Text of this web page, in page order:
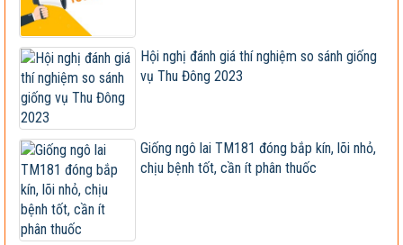
Xây dựng và hoàn thiện quy trình canh tác ngô sinh
khối tuần...
Hội nghị cán bộ, viên chức và người lao động 2023
Vietseed độc quyền hợp tác phát triển giống ngô lai
VS201
Giống ngô TM181: Lấy hạt rất tốt, lấy sinh khối
cũng hay!
Hội nghị đánh giá thí nghiệm so sánh giống
vụ Thu Đông 2023
Giống ngô lai TM181 đóng bắp kín, lõi nhỏ,
chịu bệnh tốt, cần ít phân thuốc